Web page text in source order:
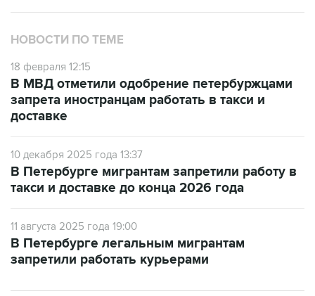
НОВОСТИ ПО ТЕМЕ
18 февраля 12:15
В МВД отметили одобрение петербуржцами
запрета иностранцам работать в такси и
доставке
10 декабря 2025 года 13:37
В Петербурге мигрантам запретили работу в
такси и доставке до конца 2026 года
11 августа 2025 года 19:00
В Петербурге легальным мигрантам
запретили работать курьерами